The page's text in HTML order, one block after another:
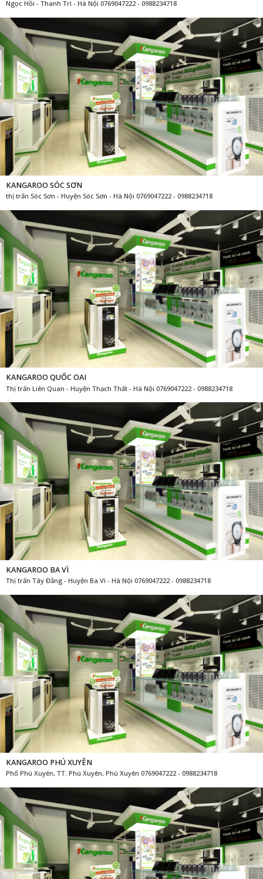
Ngọc Hồi - Thanh Trì - Hà Nội 0769047222 - 0988234718
KANGAROO SÓC SƠN
thị trấn Sóc Sơn - Huyện Sóc Sơn - Hà Nội 0769047222 - 0988234718
KANGAROO QUỐC OAI
Thị trấn Liên Quan - Huyện Thạch Thất - Hà Nội 0769047222 - 0988234718
KANGAROO BA VÌ
Thị trấn Tây Đằng - Huyện Ba Vì - Hà Nội 0769047222 - 0988234718
KANGAROO PHÚ XUYÊN
Phố Phú Xuyên, TT. Phú Xuyên, Phú Xuyên 0769047222 - 0988234718